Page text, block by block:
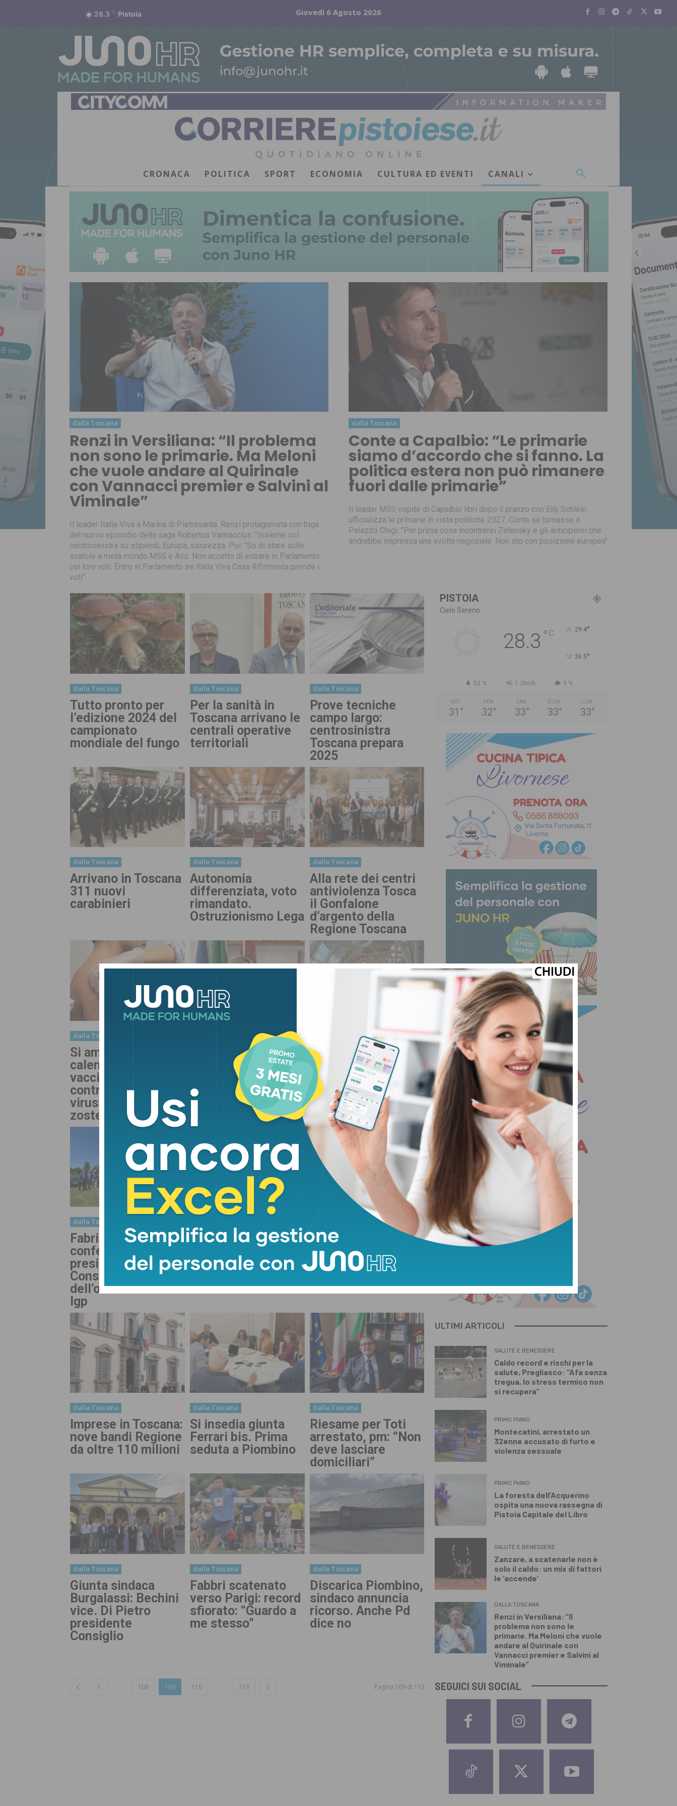
28.3 C Pistoia Giovedì 6 Agosto 2026
CRONACA POLITICA SPORT ECONOMIA CULTURA ED EVENTI CANALI
dalla Toscana
Renzi in Versiliana: “Il problema
non sono le primarie. Ma Meloni
che vuole andare al Quirinale
con Vannacci premier e Salvini al
Viminale”
Il leader Italia Viva a Marina di Pietrasanta. Renzi protagonista con biga
del nuovo episodio della saga Robertus Vannaccius. "Insieme col
centrosinistra su stipendi, Europa, sicurezza. Poi: "So di stare sulle
scatole a metà mondo M5S e Avs. Non accetto di entrare in Parlamento
coi loro voti. Entro in Parlamento se Italia Viva Casa Riformista prende i
voti"
dalla Toscana
Conte a Capalbio: “Le primarie
siamo d’accordo che si fanno. La
politica estera non può rimanere
fuori dalle primarie”
Il leader M5S ospite di Capalbio libri dopo il pranzo con Elly Schlein
ufficializza le primarie in vista politiche 2027. Conte se tornasse a
Palazzo Chigi: "Per prima cosa incontrerei Zelensky e gli anticiperei che
andrebbe impressa una svolta negoziale. Non sto con posizione europea"
dalla Toscana
Tutto pronto per
l’edizione 2024 del
campionato
mondiale del fungo
dalla Toscana
Per la sanità in
Toscana arrivano le
centrali operative
territoriali
dalla Toscana
Prove tecniche
campo largo:
centrosinistra
Toscana prepara
2025
dalla Toscana
Arrivano in Toscana
311 nuovi
carabinieri
dalla Toscana
Autonomia
differenziata, voto
rimandato.
Ostruzionismo Lega
dalla Toscana
Alla rete dei centri
antiviolenza Tosca
il Gonfalone
d’argento della
Regione Toscana
dalla Toscana
Si amplia il
calendario
vaccinale toscano
contro papilloma
virus ed herpes
zoster
Giunta sindaca
Cenni: la squadra di
governo a
Poggibonsi
Attacco ospedale
pediatrico Kiev,
Giani: “Ponte
sanitario con
Meyer”
dalla Toscana
Fabrizio Filippi
confermato alla
presidenza del
Consorzio di Tutela
dell’olio Toscano
Igp
Emergenza carceri,
Giani scrive a
Nordio: “Stato
Agli Istituti storici
della Resistenza
garantite risorse su
base triennale
dalla Toscana
Imprese in Toscana:
nove bandi Regione
da oltre 110 milioni
dalla Toscana
Si insedia giunta
Ferrari bis. Prima
seduta a Piombino
dalla Toscana
Riesame per Toti
arrestato, pm: “Non
deve lasciare
domiciliari”
dalla Toscana
Giunta sindaca
Burgalassi: Bechini
vice. Di Pietro
presidente
Consiglio
dalla Toscana
Fabbri scatenato
verso Parigi: record
sfiorato: “Guardo a
me stesso”
dalla Toscana
Discarica Piombino,
sindaco annuncia
ricorso. Anche Pd
dice no
1 ... 108 109 110 ... 113 Pagina 109 di 113
PISTOIA
Cielo Sereno
28.3 ° C 29.4°
26.5°
52 % 1.3kmh 0 %
GIO
31 °
VEN
32°
SAB
33°
DOM
33°
LUN
33°
ULTIMI ARTICOLI
SALUTE E BENESSERE
Caldo record e rischi per la
salute, Pregliasco: “Afa senza
tregua, lo stress termico non
si recupera”
PRIMO PIANO
Montecatini, arrestato un
32enne accusato di furto e
violenza sessuale
PRIMO PIANO
La foresta dell’Acquerino
ospita una nuova rassegna di
Pistoia Capitale del Libro
SALUTE E BENESSERE
Zanzare, a scatenarle non è
solo il caldo: un mix di fattori
le ‘accende’
DALLA TOSCANA
Renzi in Versiliana: “Il
problema non sono le
primarie. Ma Meloni che vuole
andare al Quirinale con
Vannacci premier e Salvini al
Viminale”
SEGUICI SUI SOCIAL